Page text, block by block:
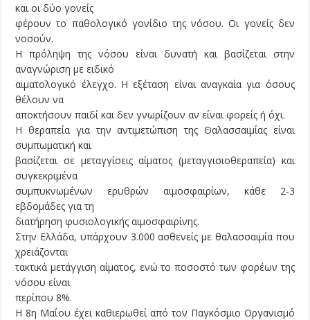
και οι δύο γονείς
φέρουν το παθολογικό γονίδιο της νόσου. Οι γονείς δεν
νοσούν.
Η πρόληψη της νόσου είναι δυνατή και βασίζεται στην
αναγνώριση με ειδικό
αιματολογικό έλεγχο. Η εξέταση είναι αναγκαία για όσους
θέλουν να
αποκτήσουν παιδί και δεν γνωρίζουν αν είναι φορείς ή όχι.
Η θεραπεία για την αντιμετώπιση της Θαλασσαιμίας είναι
συμπωματική και
βασίζεται σε μεταγγίσεις αίματος (μεταγγισιοθεραπεία) και
συγκεκριμένα
συμπυκνωμένων ερυθρών αιμοσφαιρίων, κάθε 2-3
εβδομάδες για τη
διατήρηση φυσιολογικής αιμοσφαιρίνης.
Στην Ελλάδα, υπάρχουν 3.000 ασθενείς με θαλασσαιμία που
χρειάζονται
τακτικά μετάγγιση αίματος, ενώ το ποσοστό των φορέων της
νόσου είναι
περίπου 8%.
Η 8η Μαΐου έχει καθιερωθεί από τον Παγκόσμιο Οργανισμό